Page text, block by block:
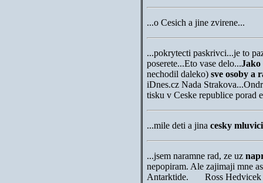
...o Cesich a jine
...pokrytecti paskrivci...je to
poserete...Eto vase delo...Jako
nechodil daleko) sve osoby a
iDnes.cz Nada
tisku v Ceske republice
...mile deti a jina cesky
...jsem naramne rad, ze uz
nepopiram. Ale zajimaji mne
Antarktide. Ross